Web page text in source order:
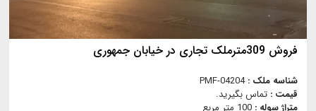
فروش 309مترملک تجاری در خیابان جمهوری
شناسه ملک :PMF-04204
قیمت : تماس بگیرید.
متراژ سوله : 100 متر مربع